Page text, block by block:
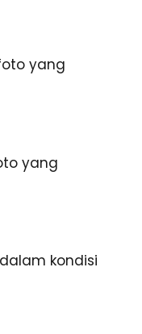
yang
yang
kondisi